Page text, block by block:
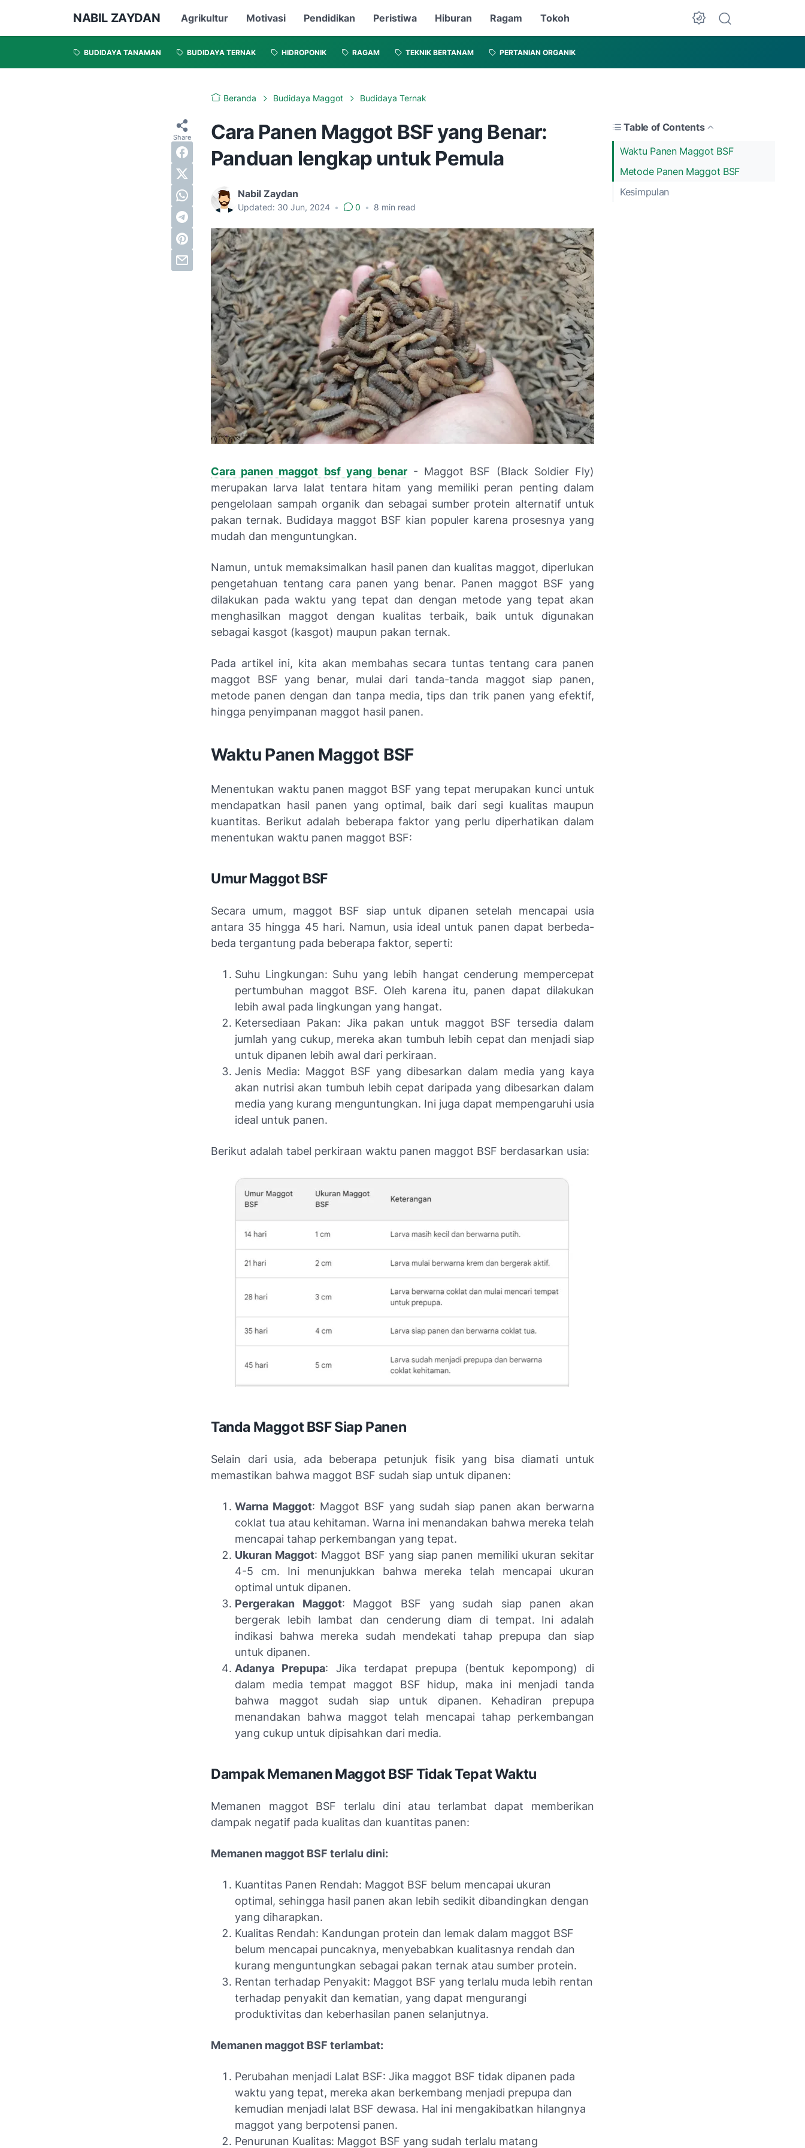
NABIL ZAYDAN Agrikultur Motivasi Pendidikan Peristiwa Hiburan Ragam Tokoh
BUDIDAYA TANAMAN BUDIDAYA TERNAK HIDROPONIK RAGAM TEKNIK BERTANAM PERTANIAN ORGANIK
Beranda Budidaya Maggot Budidaya Ternak
Cara Panen Maggot BSF yang Benar:
Panduan lengkap untuk Pemula
Nabil Zaydan
Updated: 30 Jun, 2024 • 0 • 8 min read
Table of Contents
Waktu Panen Maggot BSF
Metode Panen Maggot BSF
Kesimpulan
Cara panen maggot bsf yang benar- Maggot BSF (Black Soldier Fly)
merupakan larva lalat tentara hitam yang memiliki peran penting dalam
pengelolaan sampah organik dan sebagai sumber protein alternatif untuk
pakan ternak. Budidaya maggot BSF kian populer karena prosesnya yang
mudah dan menguntungkan.
Namun, untuk memaksimalkan hasil panen dan kualitas maggot, diperlukan
pengetahuan tentang cara panen yang benar. Panen maggot BSF yang
dilakukan pada waktu yang tepat dan dengan metode yang tepat akan
menghasilkan maggot dengan kualitas terbaik, baik untuk digunakan
sebagai kasgot (kasgot) maupun pakan ternak.
Pada artikel ini, kita akan membahas secara tuntas tentang cara panen
maggot BSF yang benar, mulai dari tanda-tanda maggot siap panen,
metode panen dengan dan tanpa media, tips dan trik panen yang efektif,
hingga penyimpanan maggot hasil panen.
Waktu Panen Maggot BSF
Menentukan waktu panen maggot BSF yang tepat merupakan kunci untuk
mendapatkan hasil panen yang optimal, baik dari segi kualitas maupun
kuantitas. Berikut adalah beberapa faktor yang perlu diperhatikan dalam
menentukan waktu panen maggot BSF:
Umur Maggot BSF
Secara umum, maggot BSF siap untuk dipanen setelah mencapai usia
antara 35 hingga 45 hari. Namun, usia ideal untuk panen dapat berbeda-
beda tergantung pada beberapa faktor, seperti:
Suhu Lingkungan: Suhu yang lebih hangat cenderung mempercepat
pertumbuhan maggot BSF. Oleh karena itu, panen dapat dilakukan
lebih awal pada lingkungan yang hangat.
Ketersediaan Pakan: Jika pakan untuk maggot BSF tersedia dalam
jumlah yang cukup, mereka akan tumbuh lebih cepat dan menjadi siap
untuk dipanen lebih awal dari perkiraan.
Jenis Media: Maggot BSF yang dibesarkan dalam media yang kaya
akan nutrisi akan tumbuh lebih cepat daripada yang dibesarkan dalam
media yang kurang menguntungkan. Ini juga dapat mempengaruhi usia
ideal untuk panen.
Berikut adalah tabel perkiraan waktu panen maggot BSF berdasarkan usia:
Tanda Maggot BSF Siap Panen
Selain dari usia, ada beberapa petunjuk fisik yang bisa diamati untuk
memastikan bahwa maggot BSF sudah siap untuk dipanen:
Warna Maggot: Maggot BSF yang sudah siap panen akan berwarna
coklat tua atau kehitaman. Warna ini menandakan bahwa mereka telah
mencapai tahap perkembangan yang tepat.
Ukuran Maggot: Maggot BSF yang siap panen memiliki ukuran sekitar
4-5 cm. Ini menunjukkan bahwa mereka telah mencapai ukuran
optimal untuk dipanen.
Pergerakan Maggot: Maggot BSF yang sudah siap panen akan
bergerak lebih lambat dan cenderung diam di tempat. Ini adalah
indikasi bahwa mereka sudah mendekati tahap prepupa dan siap
untuk dipanen.
Adanya Prepupa: Jika terdapat prepupa (bentuk kepompong) di
dalam media tempat maggot BSF hidup, maka ini menjadi tanda
bahwa maggot sudah siap untuk dipanen. Kehadiran prepupa
menandakan bahwa maggot telah mencapai tahap perkembangan
yang cukup untuk dipisahkan dari media.
Dampak Memanen Maggot BSF Tidak Tepat Waktu
Memanen maggot BSF terlalu dini atau terlambat dapat memberikan
dampak negatif pada kualitas dan kuantitas panen:
Memanen maggot BSF terlalu dini:
Kuantitas Panen Rendah: Maggot BSF belum mencapai ukuran
optimal, sehingga hasil panen akan lebih sedikit dibandingkan dengan
yang diharapkan.
Kualitas Rendah: Kandungan protein dan lemak dalam maggot BSF
belum mencapai puncaknya, menyebabkan kualitasnya rendah dan
kurang menguntungkan sebagai pakan ternak atau sumber protein.
Rentan terhadap Penyakit: Maggot BSF yang terlalu muda lebih rentan
terhadap penyakit dan kematian, yang dapat mengurangi
produktivitas dan keberhasilan panen selanjutnya.
Memanen maggot BSF terlambat:
Perubahan menjadi Lalat BSF: Jika maggot BSF tidak dipanen pada
waktu yang tepat, mereka akan berkembang menjadi prepupa dan
kemudian menjadi lalat BSF dewasa. Hal ini mengakibatkan hilangnya
maggot yang berpotensi panen.
Penurunan Kualitas: Maggot BSF yang sudah terlalu matang